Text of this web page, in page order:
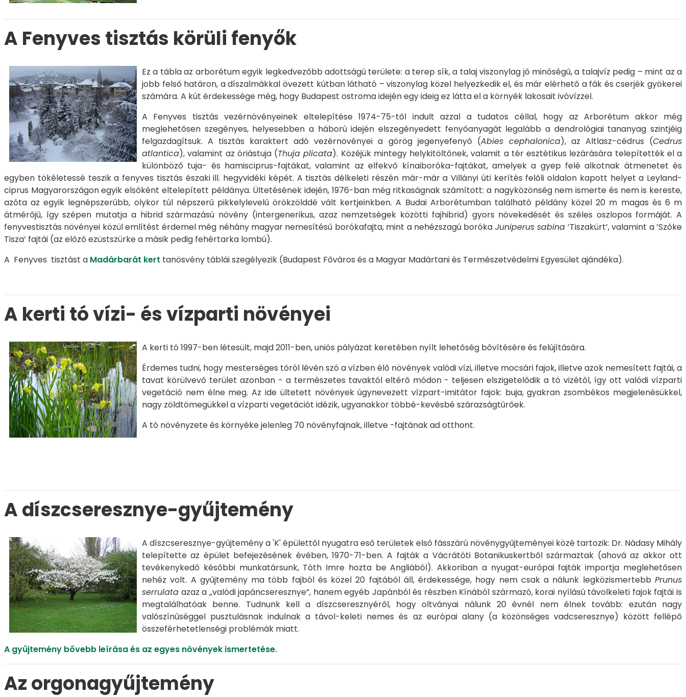
A Fenyves tisztás körüli fenyők
Ez a tábla az arborétum egyik legkedvezőbb adottságú területe: a terep sík, a talaj viszonylag jó minőségű, a talajvíz pedig – mint az a
jobb felső határon, a díszalmákkal övezett kútban látható – viszonylag közel helyezkedik el, és már elérhető a fák és cserjék gyökerei
számára. A kút érdekessége még, hogy Budapest ostroma idején egy ideig ez látta el a környék lakosait ivóvízzel.
A Fenyves tisztás vezérnövényeinek eltelepítése 1974-75-től indult azzal a tudatos céllal, hogy az Arborétum akkor még
meglehetősen szegényes, helyesebben a háború idején elszegényedett fenyőanyagát legalább a dendrológiai tananyag szintjéig
felgazdagítsuk. A tisztás karaktert adó vezérnövényei a görög jegenyefenyő (Abies cephalonica), az Altlasz-cédrus (Cedrus
atlantica), valamint az óriástuja (Thuja plicata). Közéjük mintegy helykitöltőnek, valamit a tér esztétikus lezárására telepítették el a
különböző tuja- és hamisciprus-fajtákat, valamint az elfekvő kínaiboróka-fajtákat, amelyek a gyep felé alkotnak átmenetet és
egyben tökéletessé teszik a fenyves tisztás északi ill. hegyvidéki képét. A tisztás délkeleti részén már-már a Villányi úti kerítés felőli oldalon kapott helyet a Leyland-
ciprus Magyarországon egyik elsőként eltelepített példánya. Ültetésének idején, 1976-ban még ritkaságnak számított: a nagyközönség nem ismerte és nem is kereste,
azóta az egyik legnépszerűbb, olykor túl népszerű pikkelylevelű örökzölddé vált kertjeinkben. A Budai Arborétumban található példány közel 20 m magas és 6 m
átmérőjű, így szépen mutatja a hibrid származású növény (intergenerikus, azaz nemzetségek közötti fajhibrid) gyors növekedését és széles oszlopos formáját. A
fenyvestisztás növényei közül említést érdemel még néhány magyar nemesítésű borókafajta, mint a nehézszagú boróka Juniperus sabina ’Tiszakürt’, valamint a ’Szőke
Tisza’ fajtái (az előző ezüstszürke a másik pedig fehértarka lombú).
A Fenyves tisztást a Madárbarát kert tanösvény táblái szegélyezik (Budapest Főváros és a Magyar Madártani és Természetvédelmi Egyesület ajándéka).
A kerti tó vízi- és vízparti növényei
A kerti tó 1997-ben létesült, majd 2011-ben, uniós pályázat keretében nyílt lehetőség bővítésére és felújítására.
Érdemes tudni, hogy mesterséges tóról lévén szó a vízben élő növények valódi vízi, illetve mocsári fajok, illetve azok nemesített fajtái, a
tavat körülvevő terület azonban - a természetes tavaktól eltérő módon - teljesen elszigetelődik a tó vizétől, így ott valódi vízparti
vegetáció nem élne meg. Az ide ültetett növények úgynevezett vízpart-imitátor fajok: buja, gyakran zsombékos megjelenésükkel,
nagy zöldtömegükkel a vízparti vegetációt idézik, ugyanakkor többé-kevésbé szárazságtűrőek.
A tó növényzete és környéke jelenleg 70 növényfajnak, illetve -fajtának ad otthont.
A díszcseresznye-gyűjtemény
A díszcseresznye-gyűjtemény a 'K' épülettől nyugatra eső területek első fásszárú növénygyűjteményei közé tartozik: Dr. Nádasy Mihály
telepítette az épület befejezésének évében, 1970-71-ben. A fajták a Vácrátóti Botanikuskertből származtak (ahová az akkor ott
tevékenykedő későbbi munkatársunk, Tóth Imre hozta be Angliából). Akkoriban a nyugat-európai fajták importja meglehetősen
nehéz volt. A gyűjtemény ma több fajból és közel 20 fajtából áll, érdekessége, hogy nem csak a nálunk legközismertebb Prunus
serrulata azaz a „valódi japáncseresznye”, hanem egyéb Japánból és részben Kínából származó, korai nyílású távolkeleti fajok fajtái is
megtalálhatóak benne. Tudnunk kell a díszcseresznyéről, hogy oltványai nálunk 20 évnél nem élnek tovább: ezután nagy
valószínűséggel pusztulásnak indulnak a távol-keleti nemes és az európai alany (a közönséges vadcseresznye) között fellépő
összeférhetetlenségi problémák miatt.
A gyűjtemény bővebb leírása és az egyes növények ismertetése.
Az orgonagyűjtemény